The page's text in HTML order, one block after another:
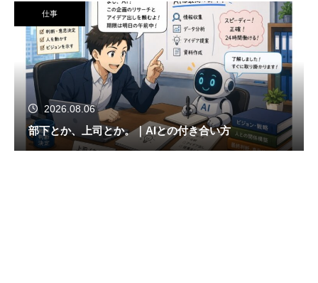
仕事
2026.08.06
部下とか、上司とか。｜AIとの付き合い方